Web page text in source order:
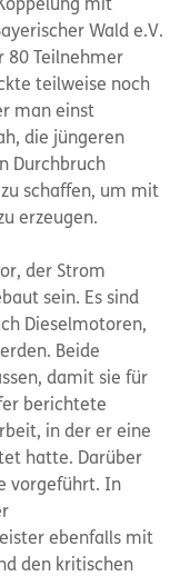
mit
Wald e.V.
80 Teilnehmer
teilweise noch
man einst
die jüngeren
Durchbruch
schaffen, um mit
erzeugen.
der Strom
sein. Es sind
Dieselmotoren,
Beide
damit sie für
berichtete
in der er eine
hatte. Darüber
vorgeführt. In
ebenfalls mit
den kritischen